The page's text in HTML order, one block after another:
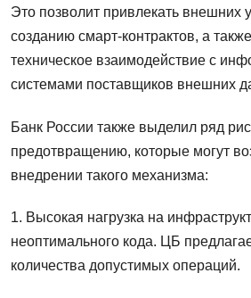
Это позволит привлекать внешних
созданию смарт-контрактов, а
техническое взаимодействие с
системами поставщиков внешних
Банк России также выделил ряд
предотвращению, которые могут
внедрении такого механизма:
1. Высокая нагрузка на
неоптимального кода. ЦБ
количества допустимых операций.